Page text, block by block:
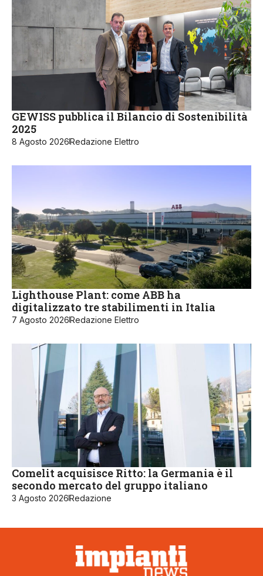
GEWISS pubblica il Bilancio di Sostenibilità
2025
8 Agosto 2026Redazione Elettro
Lighthouse Plant: come ABB ha
digitalizzato tre stabilimenti in Italia
7 Agosto 2026Redazione Elettro
Comelit acquisisce Ritto: la Germania è il
secondo mercato del gruppo italiano
3 Agosto 2026Redazione